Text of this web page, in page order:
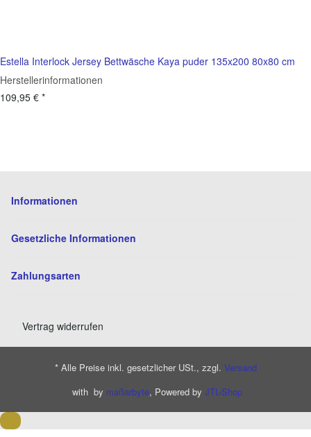
Estella Interlock Jersey Bettwäsche Kaya puder 135x200 80x80 cm
Herstellerinformationen
109,95 € *
Informationen
Gesetzliche Informationen
Zahlungsarten
Vertrag widerrufen
* Alle Preise inkl. gesetzlicher USt., zzgl. Versand
with by maßarbyte, Powered by JTL-Shop